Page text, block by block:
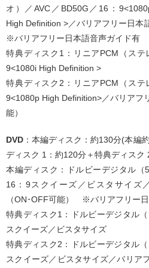
オ）／AVC／BD50G／16：
High Definition >／バリアフリー日
※バリアフリー日本語音声ガイド有
特典ディスク1：リニアPCM（ステ
9<1080i High Definition >
特典ディスク2：リニアPCM（ステ
9<1080p High Definition>／バリアフ
能）
DVD ：本編ディスク：約130分(本編
ディスク 1：約120分＋特典ディスク
本編ディスク：ドルビーデジタル（
16：9スクイーズ／ビスタサイズ
（ON･OFF可能） ※バリアフリー
特典ディスク1：ドルビーデジタル
スクイーズ／ビスタサイズ
特典ディスク2：ドルビーデジタル
スクイーズ／ビスタサイズ／バリア